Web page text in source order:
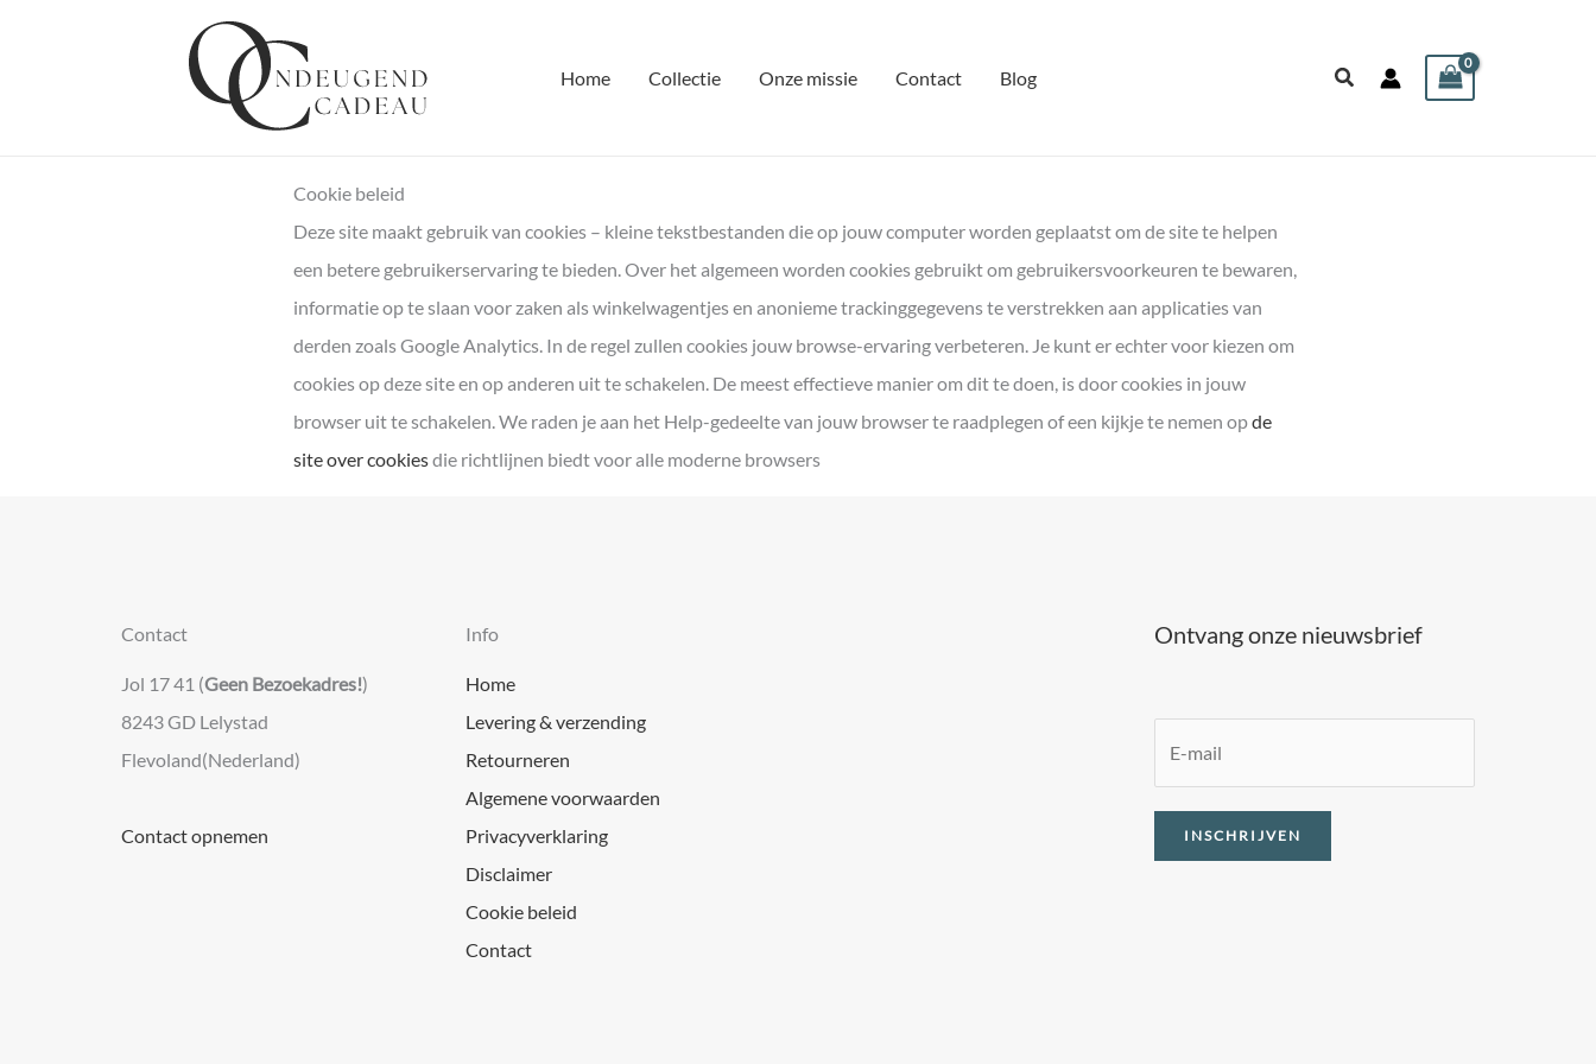
Home Collectie Onze missie Contact Blog Zoeken
Cookie beleid
Deze site maakt gebruik van cookies – kleine tekstbestanden die op jouw computer worden geplaatst om de site te helpen
een betere gebruikerservaring te bieden. Over het algemeen worden cookies gebruikt om gebruikersvoorkeuren te bewaren,
informatie op te slaan voor zaken als winkelwagentjes en anonieme trackinggegevens te verstrekken aan applicaties van
derden zoals Google Analytics. In de regel zullen cookies jouw browse-ervaring verbeteren. Je kunt er echter voor kiezen om
cookies op deze site en op anderen uit te schakelen. De meest effectieve manier om dit te doen, is door cookies in jouw
browser uit te schakelen. We raden je aan het Help-gedeelte van jouw browser te raadplegen of een kijkje te nemen opde
site over cookiesdie richtlijnen biedt voor alle moderne browsers
Contact
Jol 17 41 (Geen Bezoekadres!)
8243 GD Lelystad
Flevoland(Nederland)
Contact opnemen
Info
Home
Levering & verzending
Retourneren
Algemene voorwaarden
Privacyverklaring
Disclaimer
Cookie beleid
Contact
Ontvang onze nieuwsbrief
a
INSCHRIJVEN